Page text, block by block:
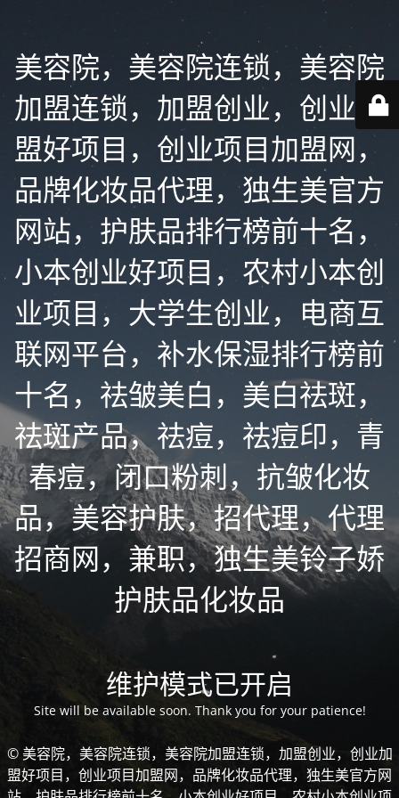
美容院，美容院连锁，美容院
加盟连锁，加盟创业，创业加
盟好项目，创业项目加盟网，
品牌化妆品代理，独生美官方
网站，护肤品排行榜前十名，
小本创业好项目，农村小本创
业项目，大学生创业，电商互
联网平台，补水保湿排行榜前
十名，祛皱美白，美白祛斑，
祛斑产品，祛痘，祛痘印，青
春痘，闭口粉刺，抗皱化妆
品，美容护肤，招代理，代理
招商网，兼职，独生美铃子娇
护肤品化妆品
维护模式已开启
Site will be available soon. Thank you for your patience!
© 美容院，美容院连锁，美容院加盟连锁，加盟创业，创业加
盟好项目，创业项目加盟网，品牌化妆品代理，独生美官方网